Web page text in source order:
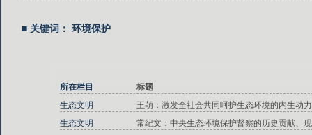
■ 关键词： 环境保护
所在栏目
标题
生态文明
王萌：激发全社会共同呵护生态环境的内生动力
生态文明
常纪文：中央生态环境保护督察的历史贡献、